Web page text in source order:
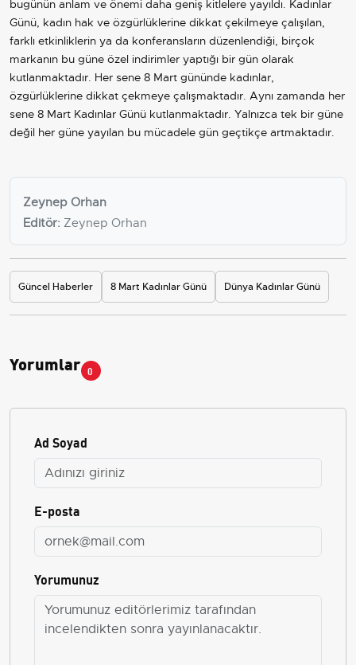
bugünün anlam ve önemi daha geniş kitlelere yayıldı. Kadınlar
Günü, kadın hak ve özgürlüklerine dikkat çekilmeye çalışılan,
farklı etkinliklerin ya da konferansların düzenlendiği, birçok
markanın bu güne özel indirimler yaptığı bir gün olarak
kutlanmaktadır. Her sene 8 Mart gününde kadınlar,
özgürlüklerine dikkat çekmeye çalışmaktadır. Aynı zamanda her
sene 8 Mart Kadınlar Günü kutlanmaktadır. Yalnızca tek bir güne
değil her güne yayılan bu mücadele gün geçtikçe artmaktadır.
Zeynep Orhan
Editör: Zeynep Orhan
Güncel Haberler 8 Mart Kadınlar Günü Dünya Kadınlar Günü
Yorumlar 0
Ad Soyad
E-posta
Yorumunuz